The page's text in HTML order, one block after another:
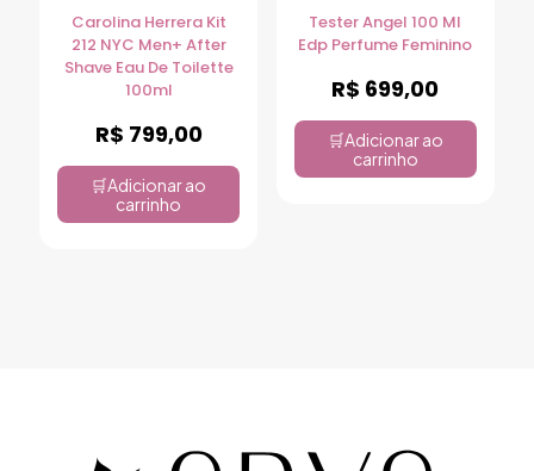
Carolina Herrera Kit
212 NYC Men+ After
Shave Eau De Toilette
100ml
R$ 799,00
Adicionar ao
carrinho
Tester Angel 100 Ml
Edp Perfume Feminino
R$ 699,00
Adicionar ao
carrinho